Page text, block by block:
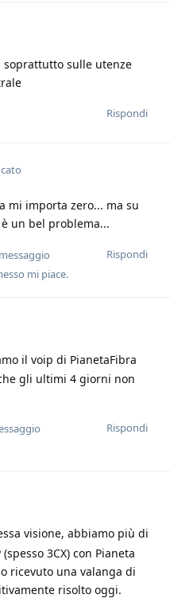
sulle utenze
Rispondi
mi importa zero... ma su
un bel problema...
Rispondi
mi piace.
il voip di PianetaFibra
gli ultimi 4 giorni non
Rispondi
visione, abbiamo più di
3CX) con Pianeta
ricevuto una valanga di
risolto oggi.